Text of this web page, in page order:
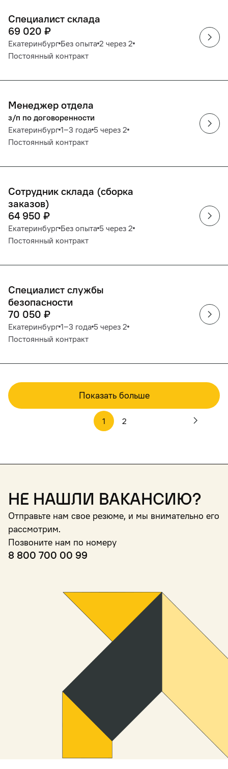
Специалист склада
69 020 ₽
Екатеринбург Без опыта 2 через 2
Постоянный контракт
Менеджер отдела
з/п по договоренности
Екатеринбург 1‒3 года 5 через 2
Постоянный контракт
Сотрудник склада (сборка
заказов)
64 950 ₽
Екатеринбург Без опыта 5 через 2
Постоянный контракт
Специалист службы
безопасности
70 050 ₽
Екатеринбург 1‒3 года 5 через 2
Постоянный контракт
Показать больше
1 2
Не нашли вакансию?
Отправьте нам свое резюме, и мы внимательно его
рассмотрим.
Позвоните нам по номеру
8 800 700 00 99